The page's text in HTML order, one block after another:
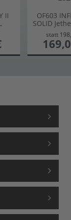
II
L
OF603
SOLID
concrete
statt